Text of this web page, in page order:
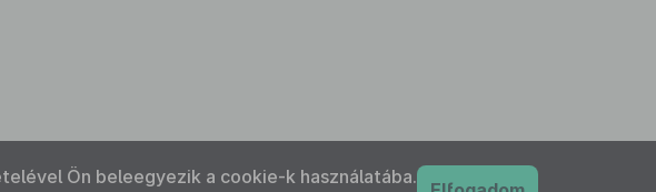
Ön beleegyezik a cookie-k használatába.